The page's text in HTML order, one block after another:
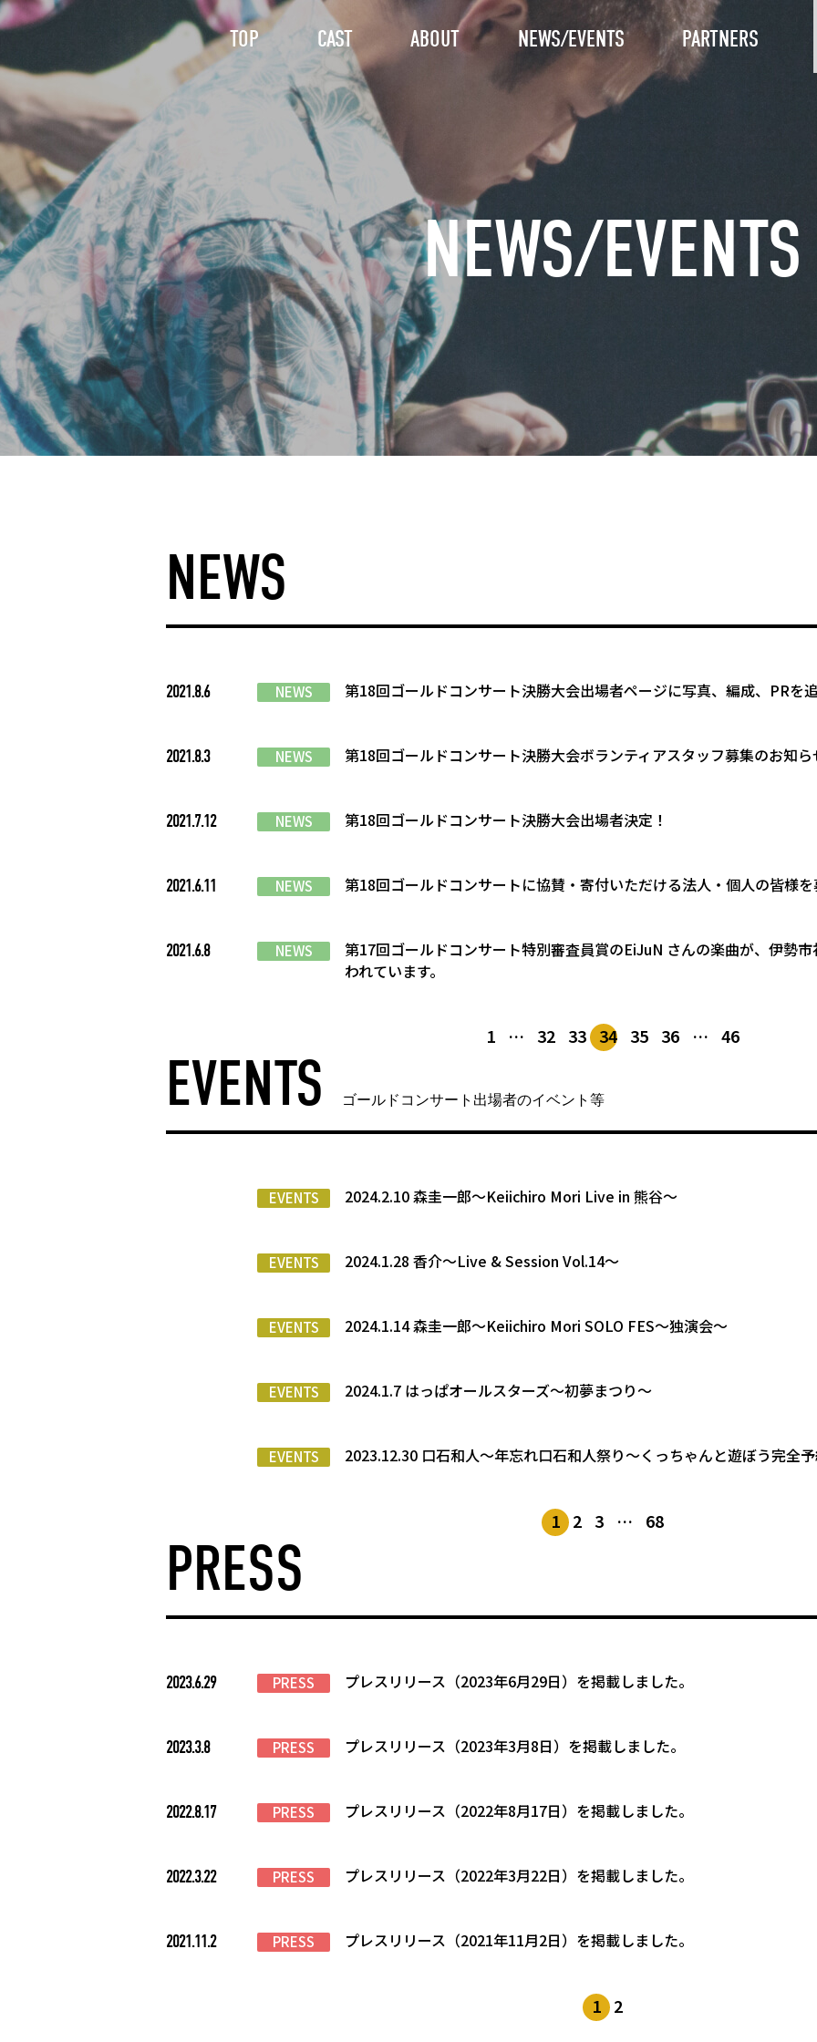
NEWS/EVENTS
TOP CAST ABOUT NEWS/EVENTS PARTNERS
NEWS
2021.8.6 NEWS 第18回ゴールドコンサート決勝大会出場者ページに写真、編成、PRを追
2021.8.3 NEWS 第18回ゴールドコンサート決勝大会ボランティアスタッフ募集のお知ら
2021.7.12 NEWS 第18回ゴールドコンサート決勝大会出場者決定！
2021.6.11 NEWS 第18回ゴールドコンサートに協賛・寄付いただける法人・個人の皆様を
2021.6.8 NEWS
第17回ゴールドコンサート特別審査員賞のEiJuN さんの楽曲が、伊勢
われています。
1 … 32 33 34 35 36 … 46
EVENTS ゴールドコンサート出場者のイベント等
EVENTS 2024.2.10 森圭一郎〜Keiichiro Mori Live in 熊谷〜
EVENTS 2024.1.28 香介〜Live & Session Vol.14〜
EVENTS 2024.1.14 森圭一郎〜Keiichiro Mori SOLO FES〜独演会〜
EVENTS 2024.1.7 はっぱオールスターズ〜初夢まつり〜
EVENTS 2023.12.30 口石和人〜年忘れ口石和人祭り〜くっちゃんと遊ぼう完全
1 2 3 … 68
PRESS
2023.6.29 PRESS プレスリリース（2023年6月29日）を掲載しました。
2023.3.8 PRESS プレスリリース（2023年3月8日）を掲載しました。
2022.8.17 PRESS プレスリリース（2022年8月17日）を掲載しました。
2022.3.22 PRESS プレスリリース（2022年3月22日）を掲載しました。
2021.11.2 PRESS プレスリリース（2021年11月2日）を掲載しました。
1 2